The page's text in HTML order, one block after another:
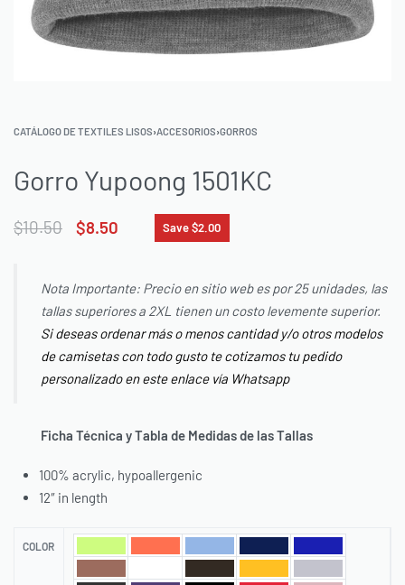
CATÁLOGO DE TEXTILES LISOS›ACCESORIOS›GORROS
Gorro Yupoong 1501KC
$10.50 $8.50 Save $2.00
Nota Importante: Precio en sitio web es por 25 unidades, las
tallas superiores a 2XL tienen un costo levemente superior.
Si deseas ordenar más o menos cantidad y/o otros modelos
de camisetas con todo gusto te cotizamos tu pedido
personalizado en este enlace vía Whatsapp
Ficha Técnica y Tabla de Medidas de las Tallas
100% acrylic, hypoallergenic
12″ in length
COLOR